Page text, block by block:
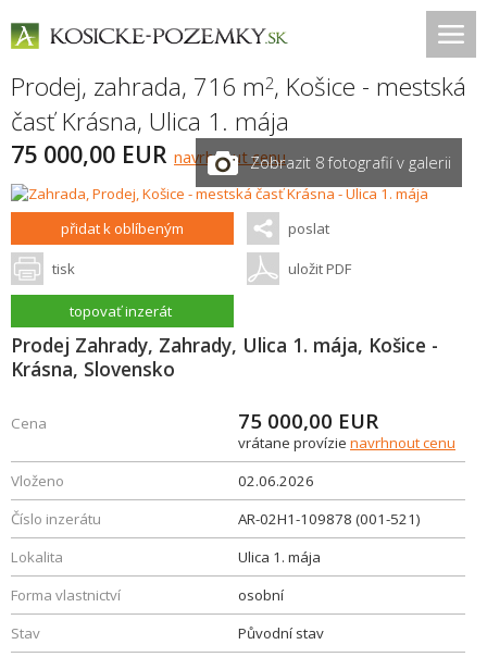
Prodej, zahrada, 716 m2, Košice - mestská
časť Krásna, Ulica 1. mája
75 000,00 EUR navrhnout cenuZobrazit 8 fotografií v galerii
přidat k oblíbeným poslat
tisk uložit PDF
topovať inzerát
Prodej Zahrady, Zahrady, Ulica 1. mája, Košice -
Krásna, Slovensko
Cena 75 000,00 EUR
vrátane provízie navrhnout cenu
Vloženo
02.06.2026
Číslo inzerátu
AR-02H1-109878 (001-521)
Lokalita
Ulica 1. mája
Forma vlastnictví
osobní
Stav
Původní stav